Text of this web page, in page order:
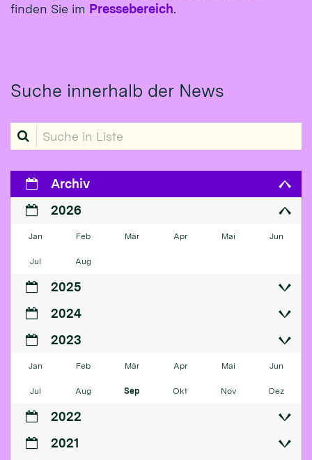
finden Sie im Pressebereich.
Suche innerhalb der News
Suche in Liste
Archiv
2026
Jan Feb Mär Apr Mai Jun
Jul Aug
2025
2024
2023
Jan Feb Mär Apr Mai Jun
Jul Aug Sep Okt Nov Dez
2022
2021